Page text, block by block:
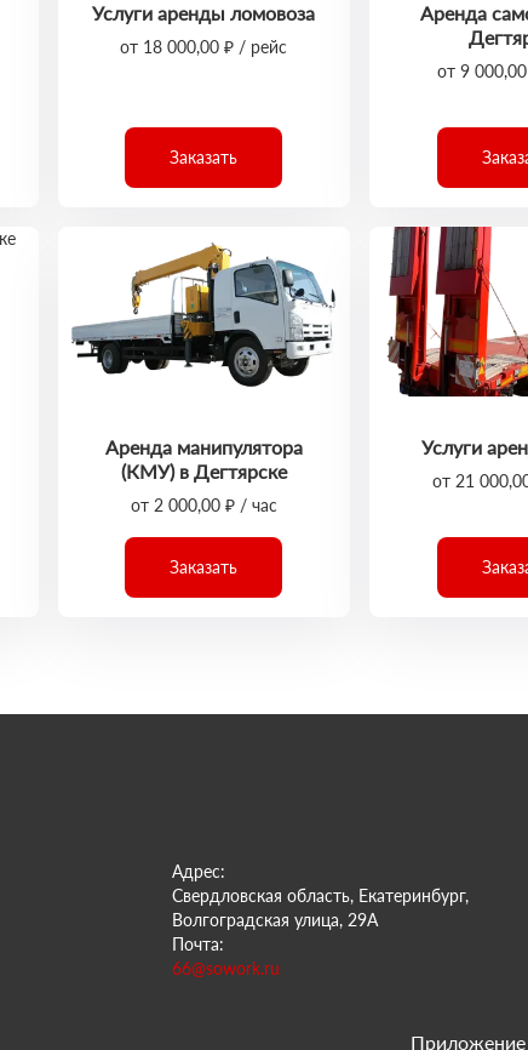
Услуги аренды ломовоза
от 18 000,00 ₽ / рейс
Заказать
Аренда
от 9
Аренда манипулятора
(КМУ) в Дегтярске
от 2 000,00 ₽ / час
Заказать
Услуги
от 21
Адрес:
Свердловская область, Екатеринбург,
Волгоградская улица, 29А
Почта:
66@sowork.ru
Приложение